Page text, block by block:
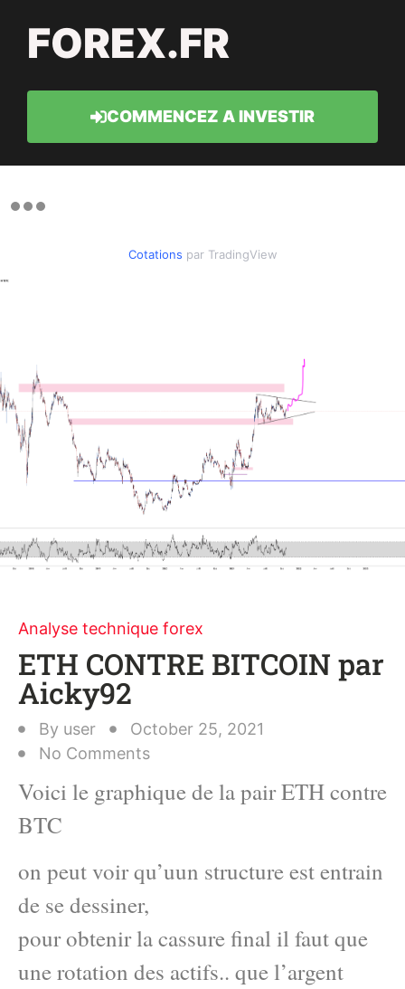
FOREX.FR
COMMENCEZ A INVESTIR
Cotations par TradingView
Analyse technique forex
ETH CONTRE BITCOIN par
Aicky92
By user
October 25, 2021
No Comments
Voici le graphique de la pair ETH contre
BTC
on peut voir qu’uun structure est entrain
de se dessiner,
pour obtenir la cassure final il faut que
une rotation des actifs.. que l’argent